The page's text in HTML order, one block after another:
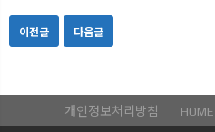
이전글 다음글
개인정보처리방침 HOME